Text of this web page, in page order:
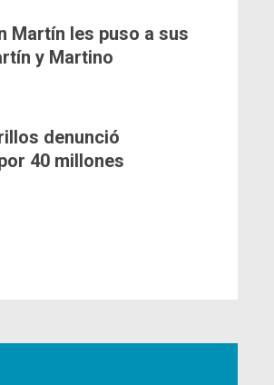
Martín les puso a sus
y Martino
denunció
40 millones